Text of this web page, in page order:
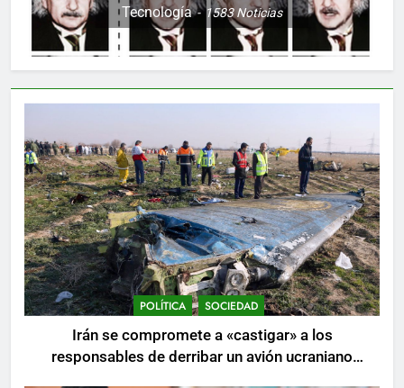
Tecnología 1583Noticias
POLÍTICA SOCIEDAD
Irán se compromete a «castigar» a los
responsables de derribar un avión ucraniano